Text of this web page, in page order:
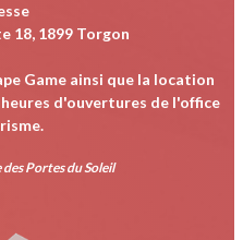
18, 1899 Torgon
Game ainsi que la location
d'ouvertures de l'office
des Portes du Soleil